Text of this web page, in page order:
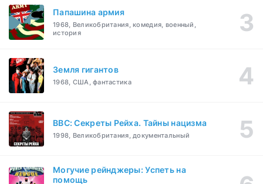
Папашина армия
1968, Великобритания, комедия, военный,
история
Земля гигантов
1968, США, фантастика
BBC: Секреты Рейха. Тайны нацизма
1998, Великобритания, документальный
Могучие рейнджеры: Успеть на
помощь